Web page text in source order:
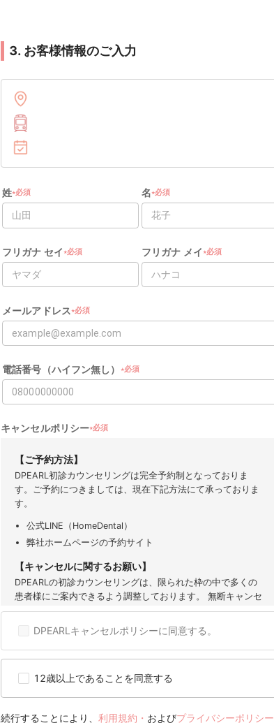
3. お客様情報のご入力
姓★必須 名★必須
フリガナ セイ ★必須 フリガナ メイ ★必須
メールアドレス★必須
電話番号（ハイフン無し） ★必須
キャンセルポリシー★必須
【ご予約方法】
DPEARL初診カウンセリングは完全予約制となっておりま
す。ご予約につきましては、現在下記方法にて承っておりま
す。
公式LINE（HomeDental）
弊社ホームページの予約サイト
【キャンセルに関するお願い】
DPEARLの初診カウンセリングは、限られた枠の中で多くの
患者様にご案内できるよう調整しております。 無断キャンセ
ルや直前のご連絡は、他の患者様の機会を奪うだけでなく、
提携歯科医院にも大きなご迷惑となります。 そのため、ご予
約後のキャンセルは原則お控えいただきますようお願い申し
上げます。 度重なるキャンセルや無断キャンセルが確認され
ただくことがございますので、 何卒ご理解とご協力をお願い
【キャンセル可能期間】
DPEARLキャンセルポリシーに同意する。
12歳以上であることを同意する
続行することにより、 利用規約・ およびプライバシーポリシー